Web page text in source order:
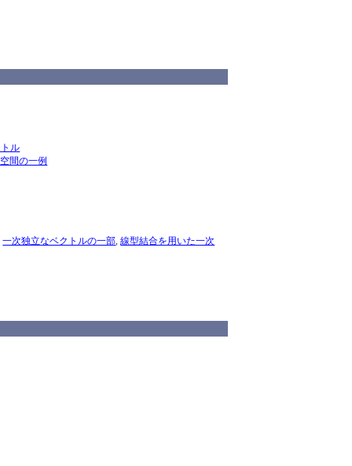
ル
間の一例
一次独立なベクトルの一部,線型結合を用いた一次